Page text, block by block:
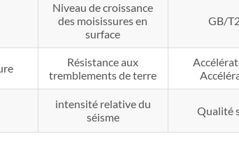
Niveau de croissance
des moisissures en
surface
GB/
Résistance aux
tremblements de terre
intensité relative du
séisme
Qualité